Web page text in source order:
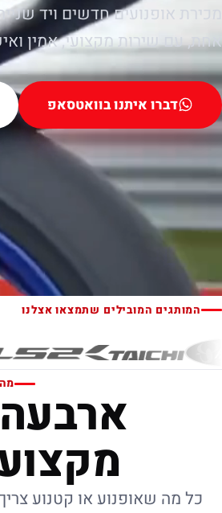
מכירת אופנועים חדשים ויד
אחת, עם שירות מקצועי, אמין
דברו איתנו בוואטסאפ
המותגים המובילים שתמצאו אצלנו
כל מה שאופנוע או קטנוע